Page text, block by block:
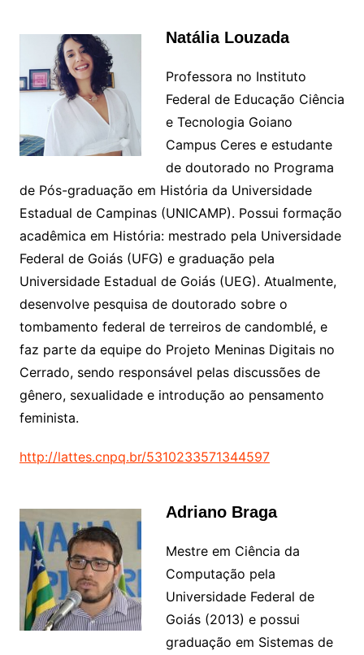
Natália Louzada
Professora no Instituto
Federal de Educação Ciência
e Tecnologia Goiano
Campus Ceres e estudante
de doutorado no Programa
de Pós-graduação em História da Universidade
Estadual de Campinas (UNICAMP). Possui formação
acadêmica em História: mestrado pela Universidade
Federal de Goiás (UFG) e graduação pela
Universidade Estadual de Goiás (UEG). Atualmente,
desenvolve pesquisa de doutorado sobre o
tombamento federal de terreiros de candomblé, e
faz parte da equipe do Projeto Meninas Digitais no
Cerrado, sendo responsável pelas discussões de
gênero, sexualidade e introdução ao pensamento
feminista.
http://lattes.cnpq.br/5310233571344597
Adriano Braga
Mestre em Ciência da
Computação pela
Universidade Federal de
Goiás (2013) e possui
graduação em Sistemas de